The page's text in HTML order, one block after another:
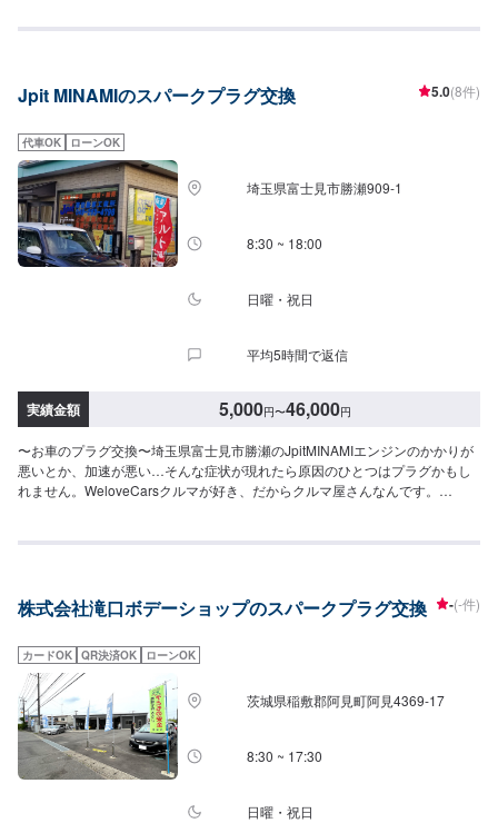
イフをサポート。【パーツについて】パーツの持ち込み・ご購入も可能で
す。※燃料代はお客様負担となります【営業時間・定休日】営業時間:9:00〜
Jpit MINAMIのスパークプラグ交換 5.0(8件)
代車OK ローンOK
埼玉県富士見市勝瀬909‐1
8:30 ~ 18:00
日曜・祝日
平均5時間で返信
実績金額 5,000円〜46,000円
〜お車のプラグ交換〜埼玉県富士見市勝瀬のJpitMINAMIエンジンのかかりが
悪いとか、加速が悪い…そんな症状が現れたら原因のひとつはプラグかもし
れません。WeloveCarsクルマが好き、だからクルマ屋さんなんです。
問い合わせ【2】お見積り【3】お見積りにご納得いただければ作業開始
ネットでご購入いただいたパーツを取り付けることが可能です。クルマ好き
用意しています。お車の作業中は代車をご利用ください。※代車の燃料代はお
客様にご負担いただいております。『営業時間・定休日』営業時間：8:30〜
18:00定休日：日・祝・第一月曜
株式会社滝口ボデーショップのスパークプラグ交換 -(-件)
カードOK QR決済OK ローンOK
茨城県稲敷郡阿見町阿見4369-17
8:30 ~ 17:30
日曜・祝日